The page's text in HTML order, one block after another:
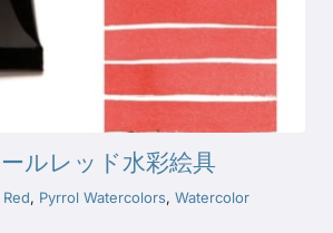
ルレッド水彩絵具
, Pyrrol Watercolors, Watercolor